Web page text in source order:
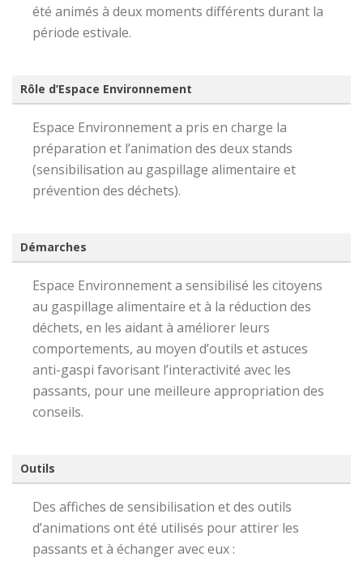
été animés à deux moments différents durant la
période estivale.
Rôle d’Espace Environnement
Espace Environnement a pris en charge la
préparation et l’animation des deux stands
(sensibilisation au gaspillage alimentaire et
prévention des déchets).
Démarches
Espace Environnement a sensibilisé les citoyens
au gaspillage alimentaire et à la réduction des
déchets, en les aidant à améliorer leurs
comportements, au moyen d’outils et astuces
anti-gaspi favorisant l’interactivité avec les
passants, pour une meilleure appropriation des
conseils.
Outils
Des affiches de sensibilisation et des outils
d’animations ont été utilisés pour attirer les
passants et à échanger avec eux :